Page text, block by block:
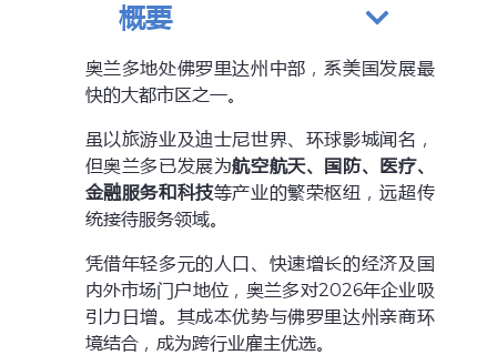
概要
奥兰多地处佛罗里达州中部，系美国发展最
快的大都市区之一。
虽以旅游业及迪士尼世界、环球影城闻名，
但奥兰多已发展为航空航天、国防、医疗、
金融服务和科技等产业的繁荣枢纽，远超传
统接待服务领域。
凭借年轻多元的人口、快速增长的经济及国
内外市场门户地位，奥兰多对2026年企业吸
引力日增。其成本优势与佛罗里达州亲商环
境结合，成为跨行业雇主优选。